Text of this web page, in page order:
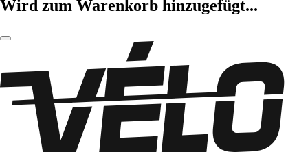
Wird zum Warenkorb hinzugefügt...